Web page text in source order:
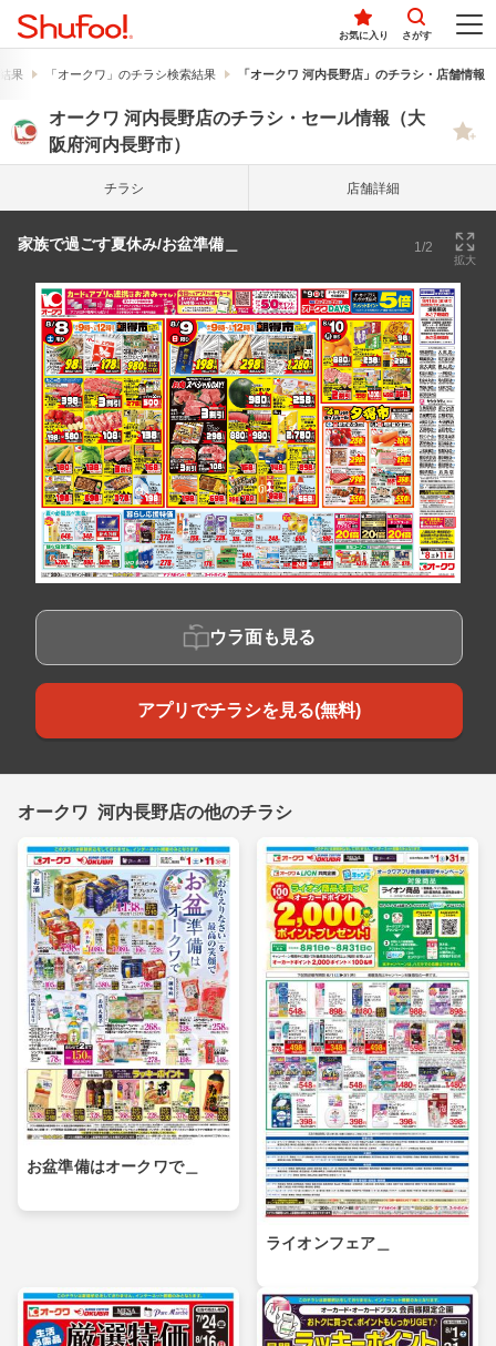
お気に入り さがす
果 「オークワ」のチラシ検索結果 「オークワ 河内長野店」のチラシ・店舗情報
オークワ 河内長野店のチラシ・セール情報（大
阪府河内長野市）
チラシ 店舗詳細
家族で過ごす夏休み/お盆準備＿ 1/2
拡大
ウラ面も見る
アプリでチラシを見る(無料)
オークワ 河内長野店の他のチラシ
お盆準備はオークワで＿
ライオンフェア＿